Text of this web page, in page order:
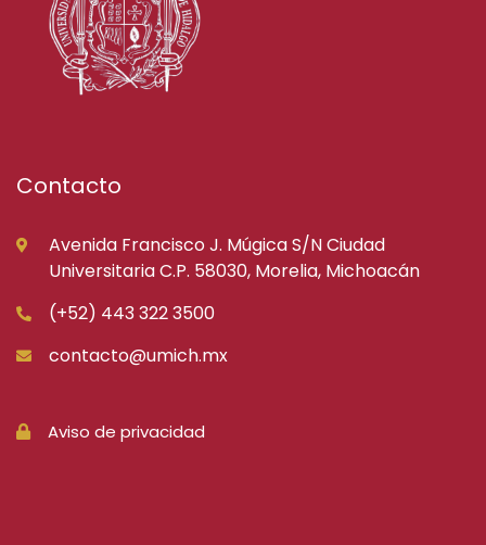
Contacto
Avenida Francisco J. Múgica S/N Ciudad
Universitaria C.P. 58030, Morelia, Michoacán
(+52) 443 322 3500
contacto@umich.mx
Aviso de privacidad